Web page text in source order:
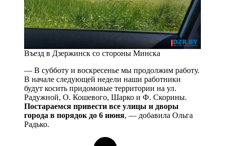
Въезд в Дзержинск со стороны Минска
— В субботу и воскресенье мы продолжим работу.
В начале следующей недели наши работники
будут косить придомовые территории на ул.
Радужной, О. Кошевого, Шарко и Ф. Скорины.
Постараемся привести все улицы и дворы
города в порядок до 6 июня, — добавила Ольга
Радько.